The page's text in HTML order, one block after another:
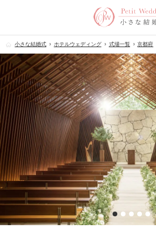
小さな結婚式 ホテルウェディング 式場一覧 京都府